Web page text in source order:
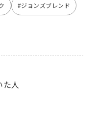
#ジョンズブレンド
た人